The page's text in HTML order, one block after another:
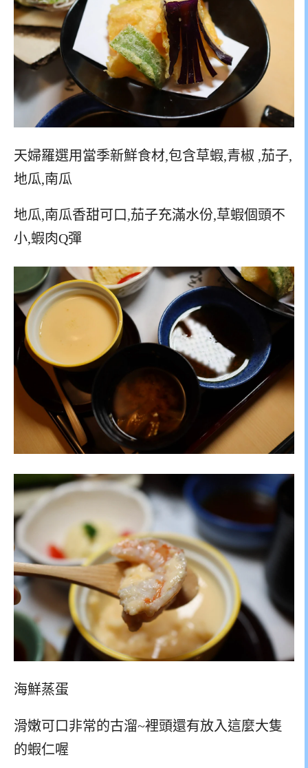
天婦羅選用當季新鮮食材,包含草蝦,青椒 ,茄子,
地瓜,南瓜
地瓜,南瓜香甜可口,茄子充滿水份,草蝦個頭不
小,蝦肉Q彈
海鮮蒸蛋
滑嫩可口非常的古溜~裡頭還有放入這麼大隻
的蝦仁喔